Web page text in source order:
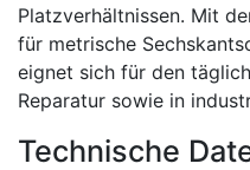
Platzverhältnissen. Mit
für metrische
eignet sich für den
Reparatur sowie in
Technische